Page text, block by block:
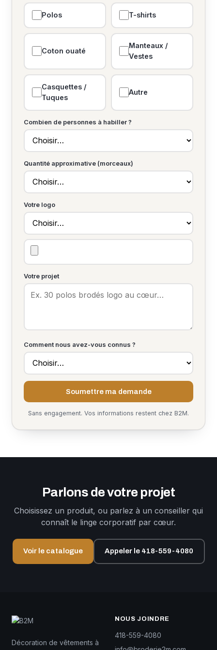
Polos T-shirts
Coton ouaté
Manteaux /
Vestes
Casquettes /
Tuques
Autre
Combien de personnes à habiller ?
Quantité approximative (morceaux)
Votre logo
Votre projet
Comment nous avez-vous connus ?
Soumettre ma demande
Sans engagement. Vos informations restent chez B2M.
Parlons de votre projet
Choisissez un produit, ou parlez à un conseiller qui
connaît le linge corporatif par cœur.
Voir le catalogue Appeler le 418-559-4080
Décoration de vêtements à
NOUS JOINDRE
418-559-4080